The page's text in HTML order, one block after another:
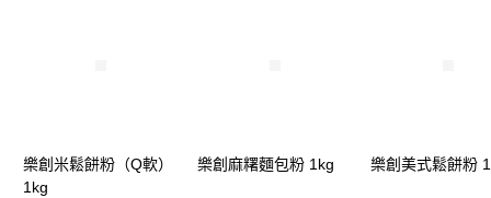
樂創米鬆餅粉（Q軟）
1kg
樂創麻糬麵包粉 1kg 樂創美式鬆餅粉